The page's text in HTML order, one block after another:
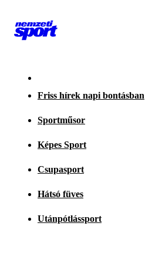
Friss hírek napi bontásban
Sportműsor
Képes Sport
Csupasport
Hátsó füves
Utánpótlássport